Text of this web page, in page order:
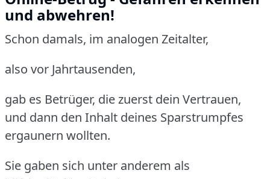
und abwehren!
Schon damals, im analogen Zeitalter,
also vor Jahrtausenden,
gab es Betrüger, die zuerst dein Vertrauen,
und dann den Inhalt deines Sparstrumpfes
ergaunern wollten.
Sie gaben sich unter anderem als